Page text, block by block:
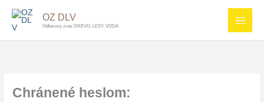
Preskočiť
OZ DLV
Odborový zväz DREVO, LESY, VODA
Chránené heslom: